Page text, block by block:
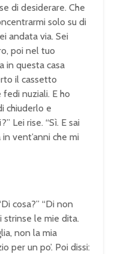
di desiderare. Che
solo su di
andata via. Sei
poi nel tuo
in questa casa
il cassetto
nuziali. E ho
chiuderlo e
Lei rise. “Sì. E sai
vent’anni che mi
cosa?” “Di non
strinse le mie dita.
non la mia
per un po’. Poi dissi: